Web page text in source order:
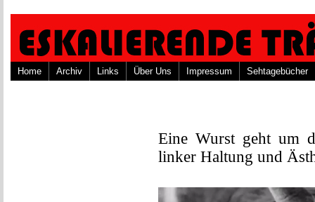
Home Archiv Links Über Uns Impressum Sehtagebücher
Eine Wurst geht um
linker Haltung und